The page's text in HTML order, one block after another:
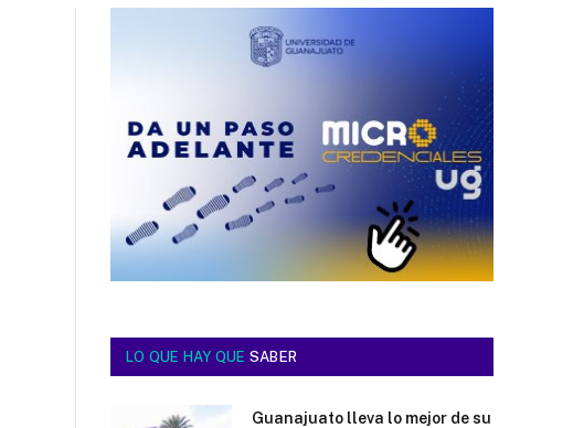
LO QUE HAY QUE SABER
Guanajuato lleva lo mejor de su